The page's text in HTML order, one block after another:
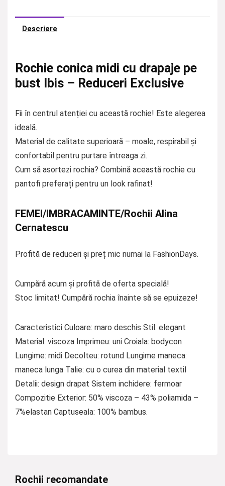
Descriere
Rochie conica midi cu drapaje pe
bust Ibis – Reduceri Exclusive
Fii în centrul atenției cu această rochie! Este alegerea
ideală.
Material de calitate superioară – moale, respirabil și
confortabil pentru purtare întreaga zi.
Cum să asortezi rochia? Combină această rochie cu
pantofi preferați pentru un look rafinat!
FEMEI/IMBRACAMINTE/Rochii Alina
Cernatescu
Profită de reduceri și preț mic numai la FashionDays.
Cumpără acum și profită de oferta specială!
Stoc limitat! Cumpără rochia înainte să se epuizeze!
Caracteristici Culoare: maro deschis Stil: elegant
Material: viscoza Imprimeu: uni Croiala: bodycon
Lungime: midi Decolteu: rotund Lungime maneca:
maneca lunga Talie: cu o curea din material textil
Detalii: design drapat Sistem inchidere: fermoar
Compozitie Exterior: 50% viscoza – 43% poliamida –
7%elastan Captuseala: 100% bambus.
Rochii recomandate